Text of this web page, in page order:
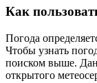
Как
Погода
Чтобы узнать
поиском выше.
открытого